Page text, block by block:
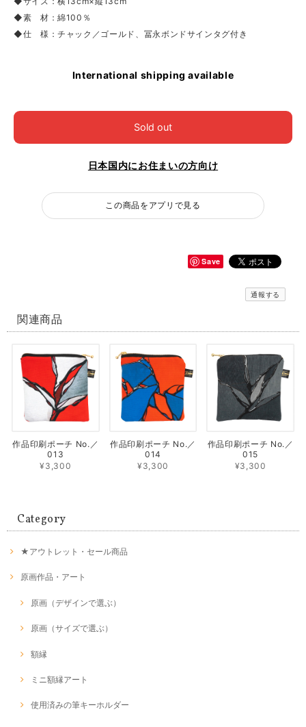
◆素 材：綿100％
◆仕 様：チャック／ゴールド、冨永ボンドサインタグ付き
International shipping available
Sold out
日本国内にお住まいの方向け
この商品をアプリで見る
Save
通報する
関連商品
作品印刷ポーチ No.／
013
¥3,300
作品印刷ポーチ No.／
014
¥3,300
作品印刷ポーチ No.／
015
¥3,300
Category
★アウトレット・セール商品
原画作品・アート
原画（デザインで選ぶ）
原画（サイズで選ぶ）
額縁
ミニ額縁アート
使用済みの筆キーホルダー